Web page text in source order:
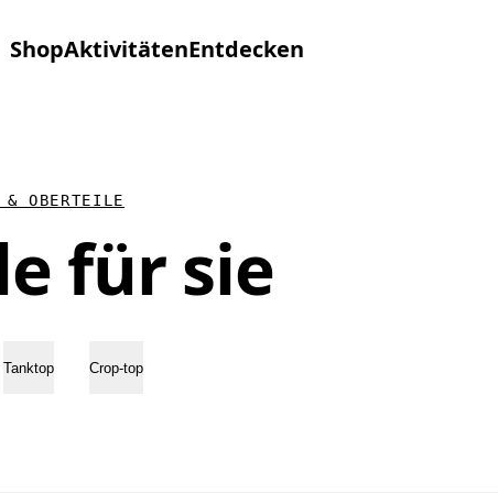
ShopAktivitätenEntdecken
OBERTEILE
für sie
Tanktop Crop-top